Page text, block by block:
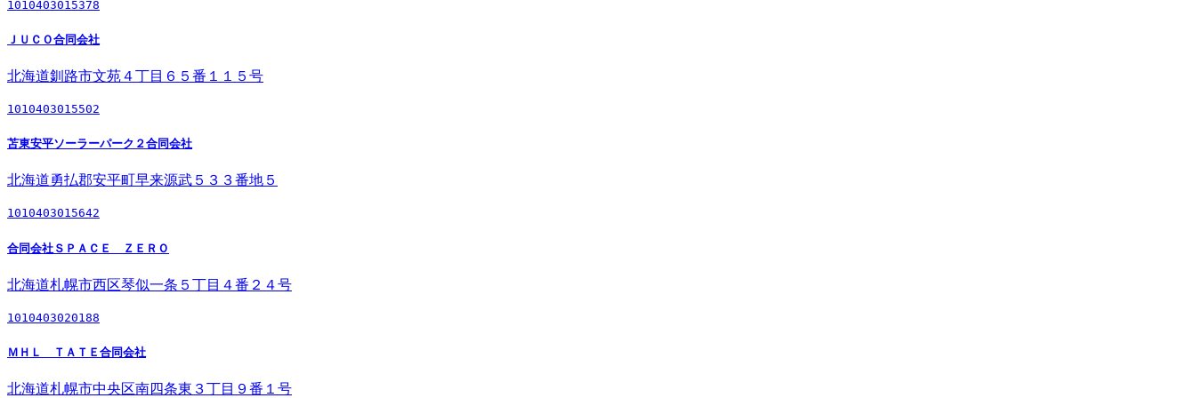
1010403015378
ＪＵＣＯ合同会社
北海道釧路市文苑４丁目６５番１１５号
1010403015502
苫東安平ソーラーパーク２合同会社
北海道勇払郡安平町早来源武５３３番地５
1010403015642
合同会社ＳＰＡＣＥ ＺＥＲＯ
北海道札幌市西区琴似一条５丁目４番２４号
1010403020188
ＭＨＬ ＴＡＴＥ合同会社
北海道札幌市中央区南四条東３丁目９番１号